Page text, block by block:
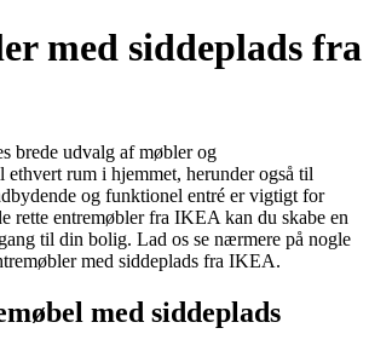
med siddeplads fra
brede udvalg af møbler og
ethvert rum i hjemmet, herunder også til
og funktionel entré er vigtigt for
rette entremøbler fra IKEA kan du skabe en
til din bolig. Lad os se nærmere på nogle
med siddeplads fra IKEA.
med siddeplads